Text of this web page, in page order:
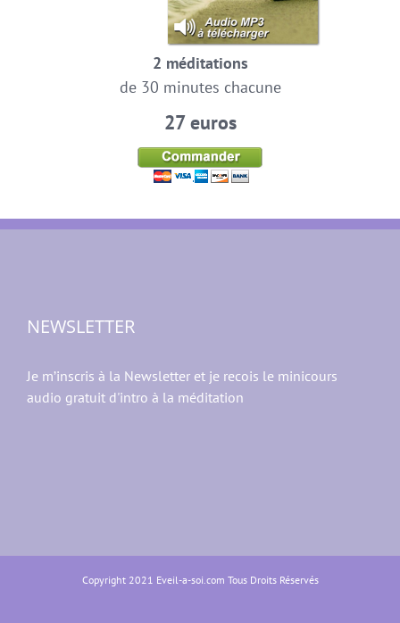
2 méditations
de 30 minutes chacune
27 euros
NEWSLETTER
Je m’inscris à la Newsletter et je recois le minicours
audio gratuit d'intro à la méditation
Copyright 2021 Eveil-a-soi.com Tous Droits Réservés